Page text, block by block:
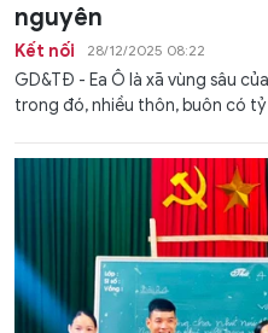
nguyên
Kết nối 28/12/2025 08:22
GD&TĐ - Ea Ô là xã vùng sâu
trong đó, nhiều thôn, buôn có